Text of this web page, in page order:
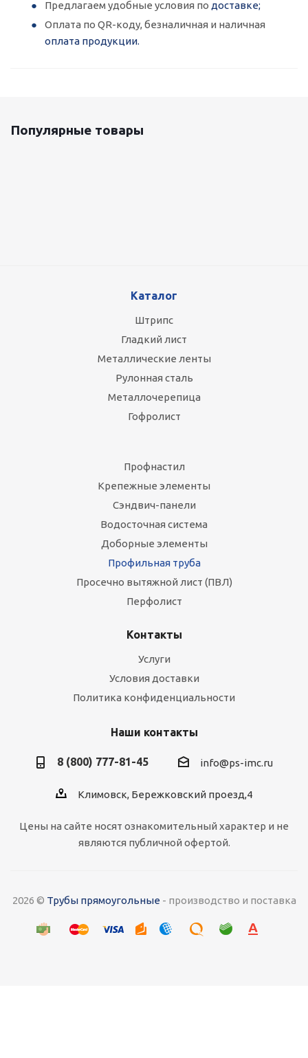
Предлагаем удобные условия по доставке;
Оплата по QR-коду, безналичная и наличная
оплата продукции.
Популярные товары
Каталог
Штрипс
Гладкий лист
Металлические ленты
Рулонная сталь
Металлочерепица
Гофролист
Профнастил
Крепежные элементы
Сэндвич-панели
Водосточная система
Доборные элементы
Профильная труба
Просечно вытяжной лист (ПВЛ)
Перфолист
Контакты
Услуги
Условия доставки
Политика конфиденциальности
Наши контакты
8 (800) 777-81-45 info@ps-imc.ru
Климовск, Бережковский проезд,4
Цены на сайте носят ознакомительный характер и не
являются публичной офертой.
2026 © Трубы прямоугольные - производство и поставка